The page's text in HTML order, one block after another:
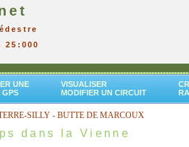
25:000
UNE
GPS
VISUALISER
MODIFIER UN CIRCUIT
SILLY - BUTTE DE MARCOUX
dans la Vienne